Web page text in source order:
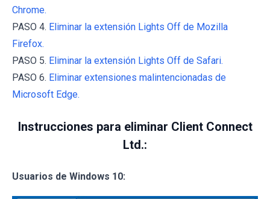
Chrome.
PASO 4. Eliminar la extensión Lights Off de Mozilla
Firefox.
PASO 5. Eliminar la extensión Lights Off de Safari.
PASO 6. Eliminar extensiones malintencionadas de
Microsoft Edge.
Instrucciones para eliminar Client Connect
Ltd.:
Usuarios de Windows 10: